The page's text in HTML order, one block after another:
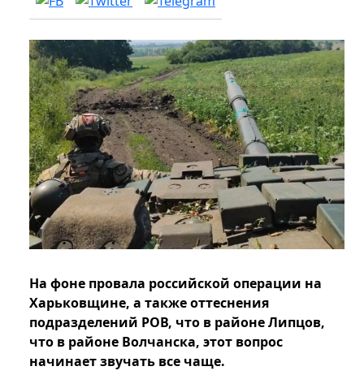
На фоне провала российской операции на
Харьковщине, а также оттеснения
подразделений РОВ, что в районе Липцов,
что в районе Волчанска, этот вопрос
начинает звучать все чаще.